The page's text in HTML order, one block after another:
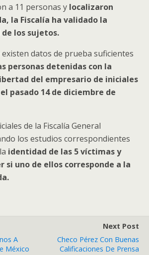
a 11 personas y localizaron
la Fiscalía ha validado la
los sujetos.
datos de prueba suficientes
personas detenidas con la
del empresario de iniciales
pasado 14 de diciembre de
de la Fiscalía General
los estudios correspondientes
identidad de las 5 víctimas y
si uno de ellos corresponde a la
A
México
Next Post
Checo Pérez Con Buenas
Calificaciones De Prensa